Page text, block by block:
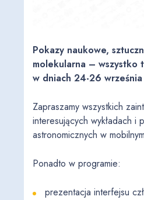
Pokazy naukowe,
molekularna – wszystko
w dniach 24-26
Zapraszamy wszystkich
interesujących wykładach i
astronomicznych w
Ponadto w programie:
prezentacja interfejsu